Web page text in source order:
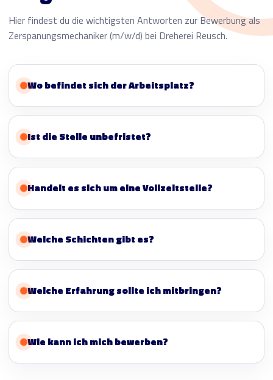
Hier findest du die wichtigsten Antworten zur Bewerbung als
Zerspanungsmechaniker (m/w/d) bei Dreherei Reusch.
Wo befindet sich der Arbeitsplatz?
Ist die Stelle unbefristet?
Handelt es sich um eine Vollzeitstelle?
Welche Schichten gibt es?
Welche Erfahrung sollte ich mitbringen?
Wie kann ich mich bewerben?